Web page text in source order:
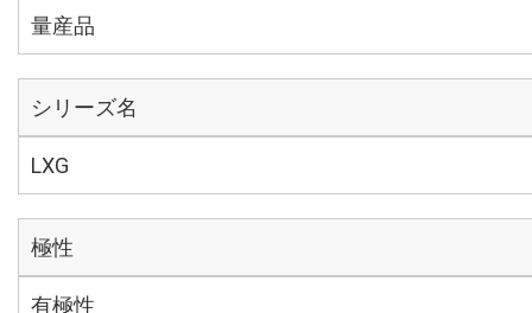
量産品
シリーズ名
LXG
極性
有極性